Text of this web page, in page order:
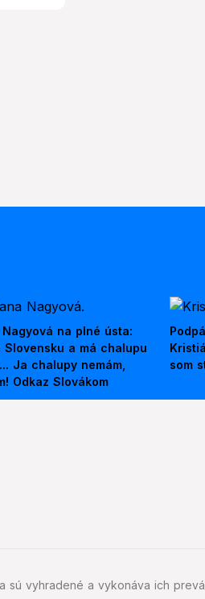
na plné ústa:
Slovensku a má chalupu
Ja chalupy nemám,
Odkaz Slovákom
som
sú vyhradené a vykonáva ich